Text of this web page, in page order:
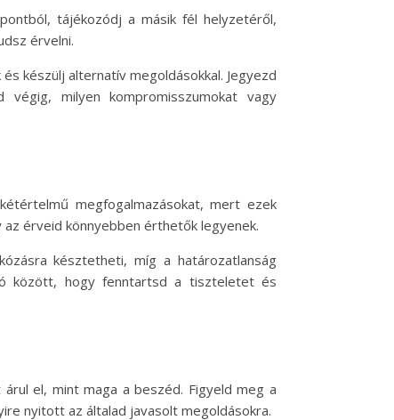
tájékozódj a másik fél helyzetéről,
érvelni.
készülj alternatív megoldásokkal. Jegyezd
milyen kompromisszumokat vagy
megfogalmazásokat, mert ezek
érveid könnyebben érthetők legyenek.
késztetheti, míg a határozatlanság
között, hogy fenntartsd a tiszteletet és
el, mint maga a beszéd. Figyeld meg a
nyitott az általad javasolt megoldásokra.